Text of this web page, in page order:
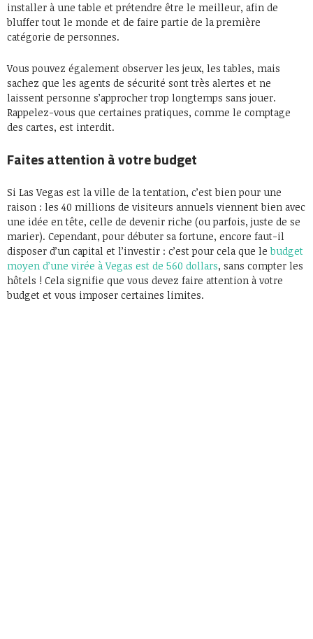
installer à une table et prétendre être le meilleur, afin de
bluffer tout le monde et de faire partie de la première
catégorie de personnes.
Vous pouvez également observer les jeux, les tables, mais
sachez que les agents de sécurité sont très alertes et ne
laissent personne s’approcher trop longtemps sans jouer.
Rappelez-vous que certaines pratiques, comme le comptage
des cartes, est interdit.
Faites attention à votre budget
Si Las Vegas est la ville de la tentation, c’est bien pour une
raison : les 40 millions de visiteurs annuels viennent bien avec
une idée en tête, celle de devenir riche (ou parfois, juste de se
marier). Cependant, pour débuter sa fortune, encore faut-il
disposer d’un capital et l’investir : c’est pour cela que le budget
moyen d’une virée à Vegas est de 560 dollars, sans compter les
hôtels ! Cela signifie que vous devez faire attention à votre
budget et vous imposer certaines limites.